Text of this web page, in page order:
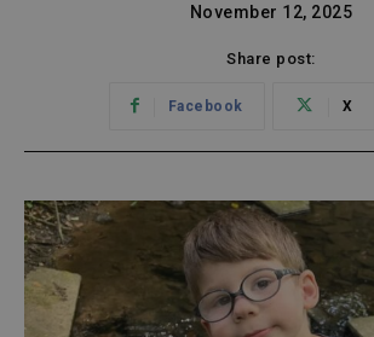
November 12, 2025
Share post:
Facebook X